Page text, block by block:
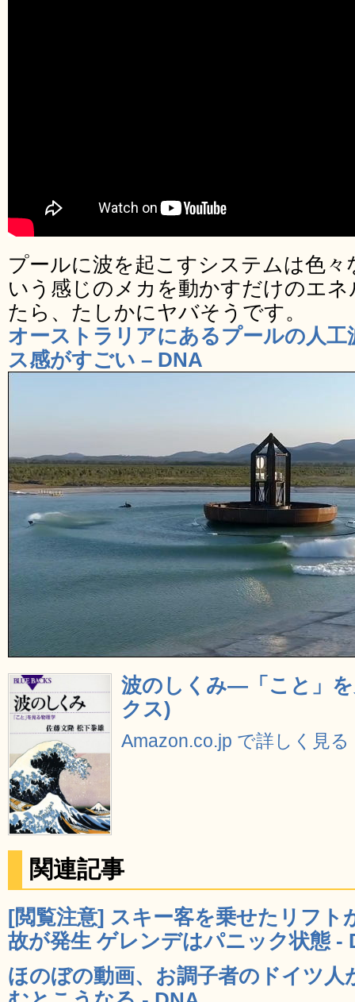
プールに波を起こすシステムは色
いう感じのメカを動かすだけのエ
たら、たしかにヤバそうです。
オーストラリアにあるプールの人
ス感がすごい – DNA
波のしくみ―「こと」
クス)
Amazon.co.jp で詳しく見る
関連記事
[閲覧注意] スキー客を乗せたリフト
故が発生 ゲレンデはパニック状態 -
ほのぼの動画、お調子者のドイツ人